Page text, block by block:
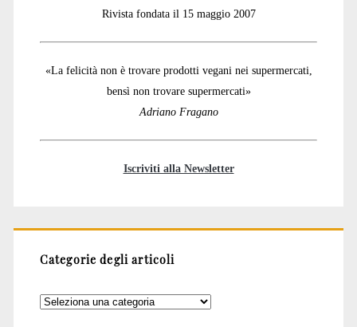
Rivista fondata il 15 maggio 2007
«La felicità non è trovare prodotti vegani nei supermercati,
bensì non trovare supermercati»
Adriano Fragano
Iscriviti alla Newsletter
Categorie degli articoli
Categorie